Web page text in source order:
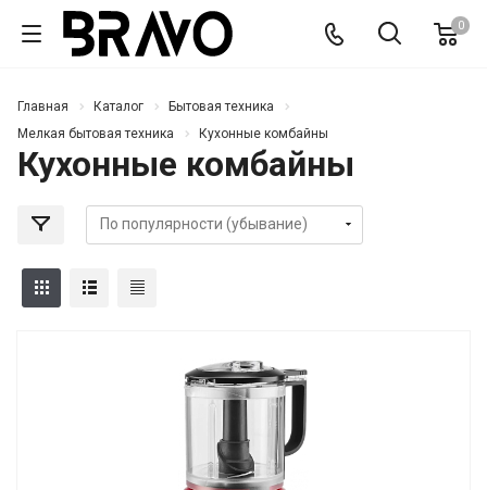
0
Главная Каталог
Бытовая техника
Мелкая бытовая техника
Кухонные комбайны
Кухонные комбайны